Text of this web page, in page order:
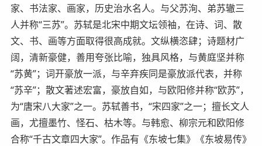
家、书法家、画家，历史治水名人。与父苏洵、弟苏辙三
人并称“三苏”。苏轼是北宋中期文坛领袖，在诗、词、散
文、书、画等方面取得很高成就。文纵横恣肆；诗题材广
阔，清新豪健，善用夸张比喻，独具风格，与黄庭坚并称
“苏黄”；词开豪放一派，与辛弃疾同是豪放派代表，并称
“苏辛”；散文著述宏富，豪放自如，与欧阳修并称“欧苏”，
为“唐宋八大家”之一。苏轼善书，“宋四家”之一；擅长文人
画，尤擅墨竹、怪石、枯木等。与韩愈、柳宗元和欧阳修
合称“千古文章四大家”。作品有《东坡七集》《东坡易传》